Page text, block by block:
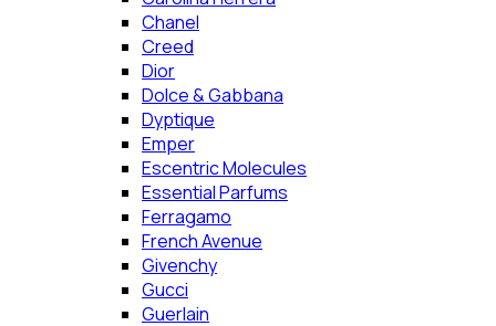
Chanel
Creed
Dior
Dolce & Gabbana
Dyptique
Emper
Escentric Molecules
Essential Parfums
Ferragamo
French Avenue
Givenchy
Gucci
Guerlain